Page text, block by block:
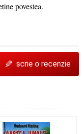
povestea.
✎ scrie o recenzie